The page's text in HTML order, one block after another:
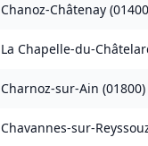
Chanoz-Châtenay (01400
La Chapelle-du-
Charnoz-sur-Ain (01800)
Chavannes-sur-